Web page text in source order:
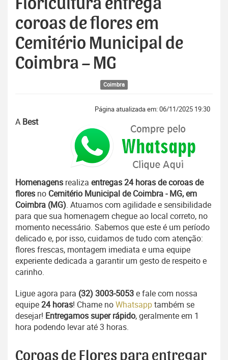
Floricultura entrega
coroas de flores em
Cemitério Municipal de
Coimbra – MG
Coimbra
Página atualizada em: 06/11/2025 19:30
A Best
Homenagens realiza entregas 24 horas de coroas de
flores no Cemitério Municipal de Coimbra - MG, em
Coimbra (MG). Atuamos com agilidade e sensibilidade
para que sua homenagem chegue ao local correto, no
momento necessário. Sabemos que este é um período
delicado e, por isso, cuidamos de tudo com atenção:
flores frescas, montagem imediata e uma equipe
experiente dedicada a garantir um gesto de respeito e
carinho.
Ligue agora para (32) 3003-5053e fale com nossa
equipe24 horas! Chame noWhatsapptambém se
desejar! Entregamos super rápido, geralmente em 1
hora podendo levar até 3 horas.
Coroas de Flores para entregar